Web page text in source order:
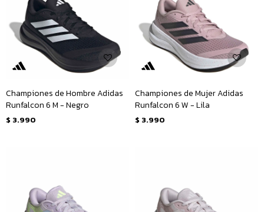
Championes de Hombre Adidas
Runfalcon 6 M - Negro
$ 3.990
Championes de Mujer Adidas
Runfalcon 6 W - Lila
$ 3.990